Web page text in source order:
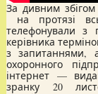
За дивним
на протязі
телефонували з
керівника
з запитаннями,
охоронного
інтернет —
зранку 20